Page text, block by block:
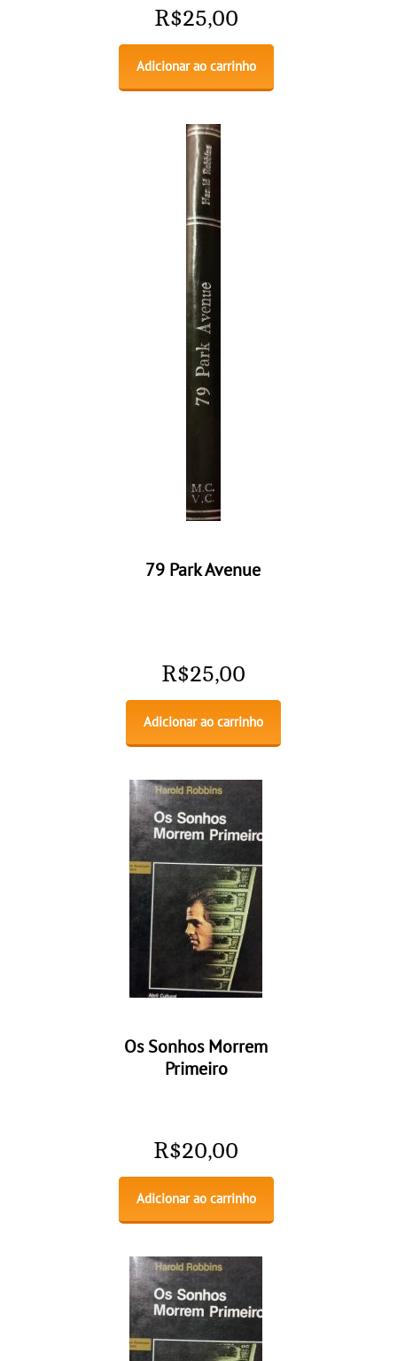
R$25,00
Adicionar ao carrinho
79 Park Avenue
R$25,00
Adicionar ao carrinho
Os Sonhos Morrem
Primeiro
R$20,00
Adicionar ao carrinho